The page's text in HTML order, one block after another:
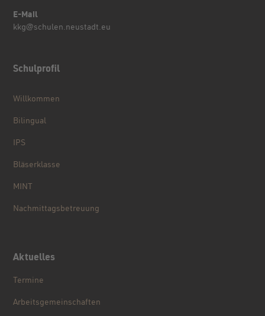
E-Mail
kkg@schulen.neustadt.eu
Schulprofil
Willkommen
Bilingual
IPS
Bläserklasse
MINT
Nachmittagsbetreuung
Aktuelles
Termine
Arbeitsgemeinschaften